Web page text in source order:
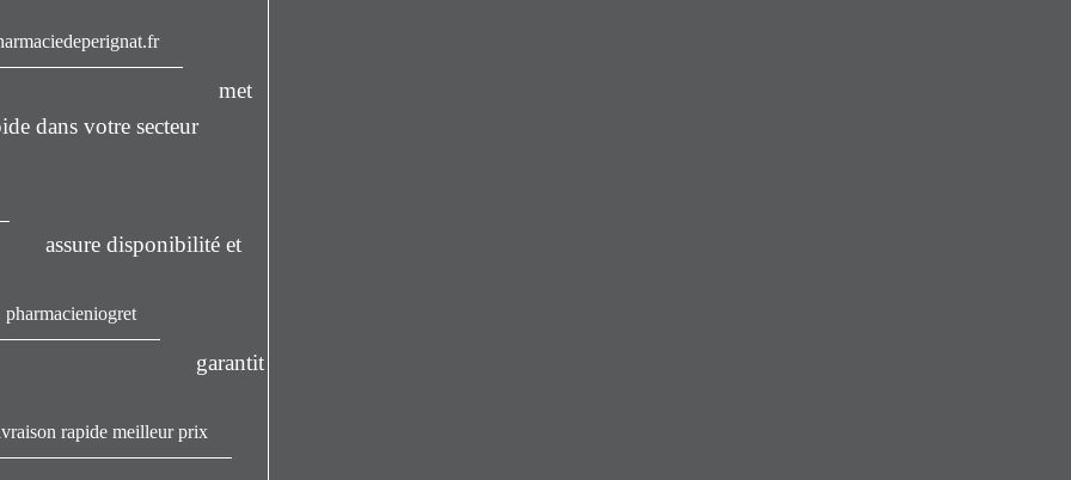
met
dans votre secteur
assure disponibilité et
pharmacieniogret
garantit
rapide meilleur prix